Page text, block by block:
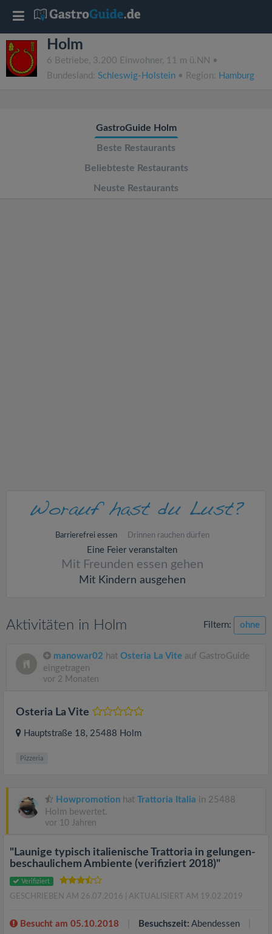
Holm
6 Betriebe, 3.200 Einwohner, 11 m ü.NN •
Bundesland: Schleswig-Holstein • Region: Hamburg
GastroGuide Holm
Beste Restaurants
Beliebteste Restaurants
Neuste Restaurants
Barrierefrei essen Drinnen rauchen dürfen
Eine Feier veranstalten
Mit Freunden essen gehen
Mit Kindern ausgehen
Aktivitäten in Holm Filtern: ohne
manowar02 hat Osteria La Vite auf GastroGuide
eingetragen
vor 2 Monaten
Osteria La Vite
Hauptstraße 18, 25488 Holm
Pizzeria
Howpromotion hat Trattoria Italia in 25488
Holm bewertet.
vor 10 Jahren
"Launige typisch italienische Trattoria in gelungen-
beschaulichem Ambiente (verifiziert 2018)"
Verifiziert
GESCHRIEBEN AM 26.07.2016 | AKTUALISIERT AM 19.02.2019
Besucht am 05.10.2018 Besuchszeit: Abendessen
T
o
g